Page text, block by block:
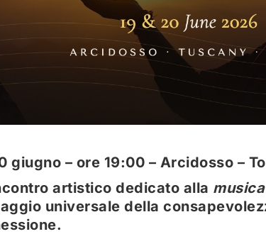
giugno – ore 19:00 – Arcidosso –
artistico dedicato alla
universale della